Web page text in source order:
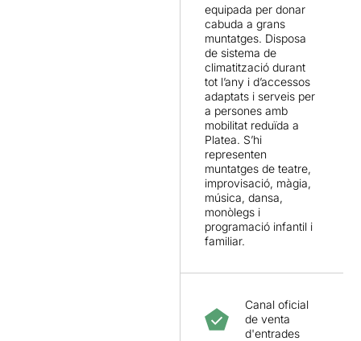
equipada per donar
cabuda a grans
muntatges. Disposa
de sistema de
climatització durant
tot l’any i d’accessos
adaptats i serveis per
a persones amb
mobilitat reduïda a
Platea. S’hi
representen
muntatges de teatre,
improvisació, màgia,
música, dansa,
monòlegs i
programació infantil i
familiar.
Canal oficial
de venta
d'entrades